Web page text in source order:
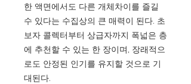
한 액면에서도 다른 개체차이를 즐길
수 있다는 수집상의 큰 매력이 된다. 초
보자 콜렉터부터 상급자까지 폭넓은 층
에 추천할 수 있는 한 장이며, 장래적으
로도 안정된 인기를 유지할 것으로 기
대된다.